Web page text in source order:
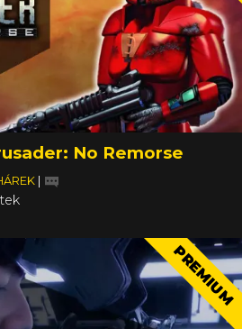
No Remorse
PREMIUM